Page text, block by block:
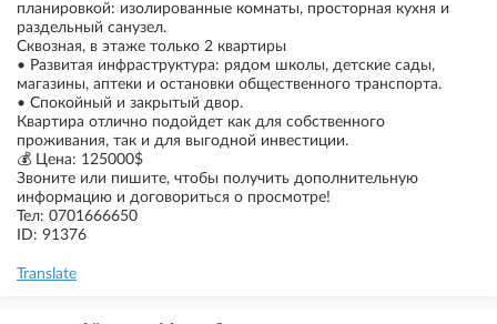
планировкой: изолированные комнаты, просторная кухня и
раздельный санузел.
Сквозная, в этаже только 2 квартиры
• Развитая инфраструктура: рядом школы, детские сады,
магазины, аптеки и остановки общественного транспорта.
• Спокойный и закрытый двор.
Квартира отлично подойдет как для собственного
проживания, так и для выгодной инвестиции.
💰 Цена: 125000$
Звоните или пишите, чтобы получить дополнительную
информацию и договориться о просмотре!
Тел: 0701666650
ID: 91376
Translate